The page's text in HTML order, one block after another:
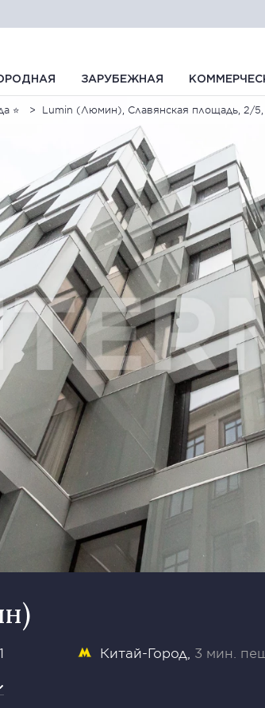
ЗАРУБЕЖНАЯ
⭐ Lumin (Люмин), Славянская площадь, 2/5,
Китай-Город 3 мин.